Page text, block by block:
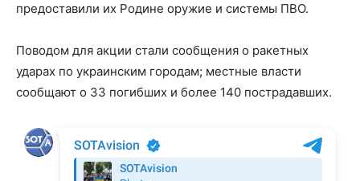
предоставили их Родине оружие и системы ПВО.
Поводом для акции стали сообщения о ракетных
ударах по украинским городам; местные власти
сообщают о 33 погибших и более 140 пострадавших.